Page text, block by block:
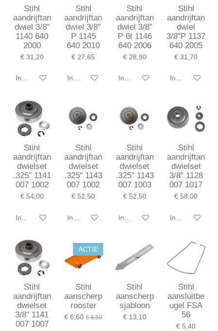
Stihl
aandrijftan
dwiel 3/8"
1140 640
2000
€ 31,20
In winkelwagen
Stihl
aandrijftan
dwiel 3/8"
P 1145
640 2010
€ 27,65
In winkelwagen
Stihl
aandrijftan
dwiel 3/8"
P 6t 1146
640 2006
€ 28,90
In winkelwagen
Stihl
aandrijftan
dwiel
3/8"P 1137
640 2005
€ 31,70
In winkelwagen
Stihl
aandrijftan
dwielset
.325" 1141
007 1002
€ 54,00
In winkelwagen
Stihl
aandrijftan
dwielset
.325" 1143
007 1002
€ 52,50
In winkelwagen
Stihl
aandrijftan
dwielset
.325" 1143
007 1003
€ 52,50
In winkelwagen
Stihl
aandrijftan
dwielset
3/8" 1128
007 1017
€ 58,00
In winkelwagen
Stihl
aandrijftan
dwielset
3/8" 1141
007 1007
ACTIE
Stihl
aanscherp
rooster
€ 6,60 € 8,50
Stihl
aanscherp
sjabloon
€ 13,10
Stihl
aansluitbe
ugel FSA
56
€ 5,40